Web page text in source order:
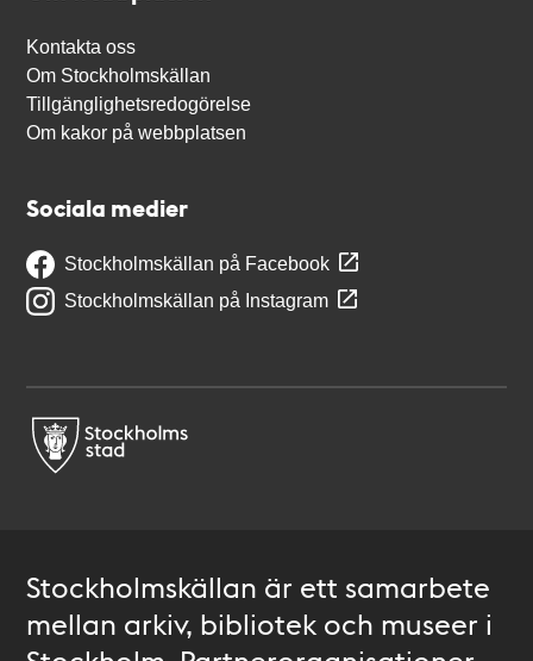
Kontakta oss
Om Stockholmskällan
Tillgänglighetsredogörelse
Om kakor på webbplatsen
Sociala medier
Stockholmskällan på Facebook
Stockholmskällan på Instagram
Stockholmskällan är ett samarbete
mellan arkiv, bibliotek och museer i